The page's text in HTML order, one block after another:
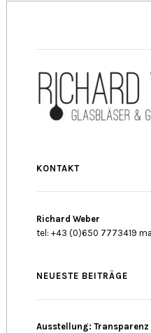
KONTAKT
Richard Weber
tel: +43 (0)650 7773419
NEUESTE BEITRÄGE
Ausstellung: